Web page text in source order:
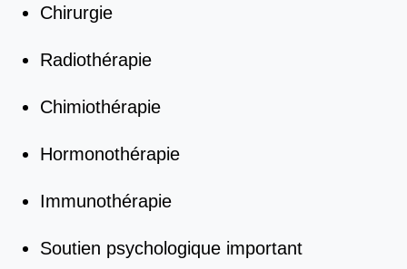
Chirurgie
Radiothérapie
Chimiothérapie
Hormonothérapie
Immunothérapie
Soutien psychologique important